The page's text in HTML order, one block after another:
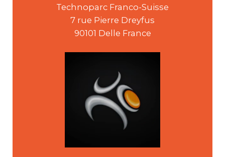
Technoparc Franco-Suisse
7 rue Pierre Dreyfus
90101 Delle France